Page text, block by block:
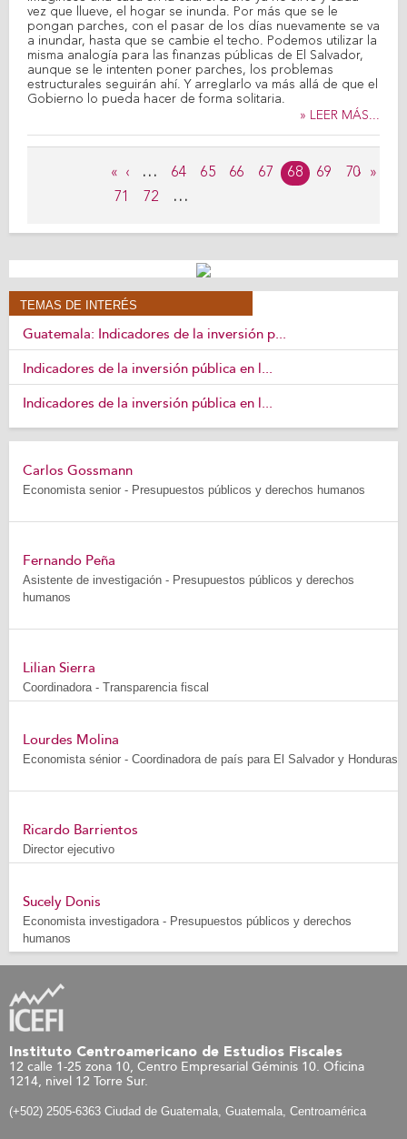
vez que llueve, el hogar se inunda. Por más que se le
pongan parches, con el pasar de los días nuevamente se va
a inundar, hasta que se cambie el techo. Podemos utilizar la
misma analogía para las finanzas públicas de El Salvador,
aunque se le intenten poner parches, los problemas
estructurales seguirán ahí. Y arreglarlo va más allá de que el
Gobierno lo pueda hacer de forma solitaria.
» LEER MÁS...
« ‹ … 64 65 66 67 68 69
70
71
72 …
› »
TEMAS DE INTERÉS
Guatemala: Indicadores de la inversión p...
Indicadores de la inversión pública en l...
Indicadores de la inversión pública en l...
Carlos Gossmann
Economista senior - Presupuestos públicos y derechos humanos
Fernando Peña
Asistente de investigación - Presupuestos públicos y derechos
humanos
Lilian Sierra
Coordinadora - Transparencia fiscal
Lourdes Molina
Economista sénior - Coordinadora de país para El Salvador y Honduras
Ricardo Barrientos
Director ejecutivo
Sucely Donis
Economista investigadora - Presupuestos públicos y derechos
humanos
Instituto Centroamericano de Estudios Fiscales
12 calle 1-25 zona 10, Centro Empresarial Géminis 10. Oficina
1214, nivel 12 Torre Sur.
(+502) 2505-6363 Ciudad de Guatemala, Guatemala, Centroamérica